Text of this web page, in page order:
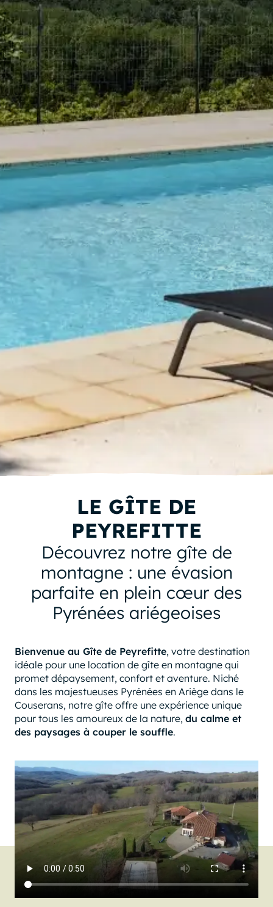
LE GÎTE DE
PEYREFITTE
Découvrez notre gîte de
montagne : une évasion
parfaite en plein cœur des
Pyrénées ariégeoises
Bienvenue au Gîte de Peyrefitte, votre destination
idéale pour une location de gîte en montagne qui
promet dépaysement, confort et aventure. Niché
dans les majestueuses Pyrénées en Ariège dans le
Couserans, notre gîte offre une expérience unique
pour tous les amoureux de la nature, du calme et
des paysages à couper le souffle.